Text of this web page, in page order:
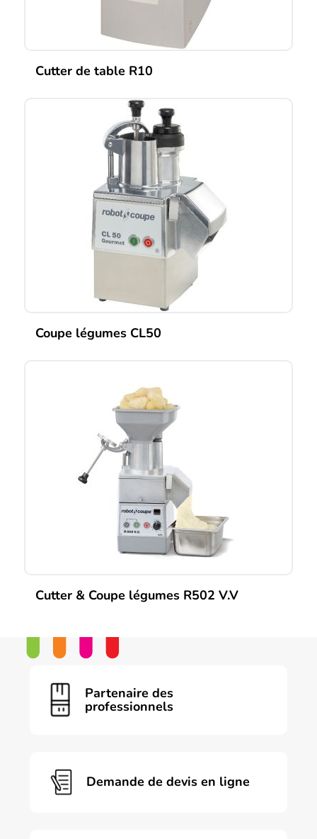
Cutter de table R10
Coupe légumes CL50
Cutter & Coupe légumes R502 V.V
Partenaire des
professionnels
Demande de devis en ligne